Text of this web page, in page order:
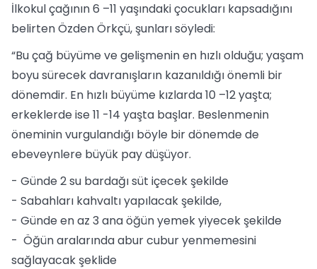
İlkokul çağının 6 –11 yaşındaki çocukları kapsadığını
belirten Özden Örkçü, şunları söyledi:
“Bu çağ büyüme ve gelişmenin en hızlı olduğu; yaşam
boyu sürecek davranışların kazanıldığı önemli bir
dönemdir. En hızlı büyüme kızlarda 10 –12 yaşta;
erkeklerde ise 11 -14 yaşta başlar. Beslenmenin
öneminin vurgulandığı böyle bir dönemde de
ebeveynlere büyük pay düşüyor.
- Günde 2 su bardağı süt içecek şekilde
- Sabahları kahvaltı yapılacak şekilde,
- Günde en az 3 ana öğün yemek yiyecek şekilde
- Öğün aralarında abur cubur yenmemesini
sağlayacak şeklide